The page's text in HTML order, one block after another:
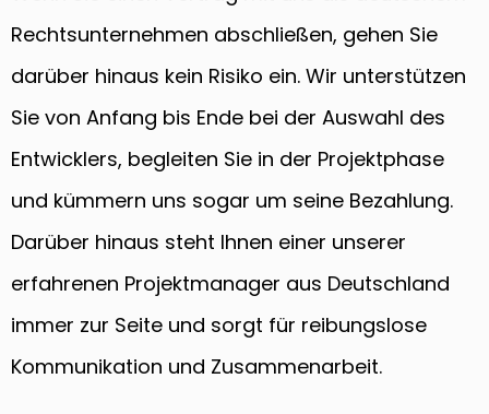
Rechtsunternehmen abschließen, gehen Sie
darüber hinaus kein Risiko ein. Wir unterstützen
Sie von Anfang bis Ende bei der Auswahl des
Entwicklers, begleiten Sie in der Projektphase
und kümmern uns sogar um seine Bezahlung.
Darüber hinaus steht Ihnen einer unserer
erfahrenen Projektmanager aus Deutschland
immer zur Seite und sorgt für reibungslose
Kommunikation und Zusammenarbeit.